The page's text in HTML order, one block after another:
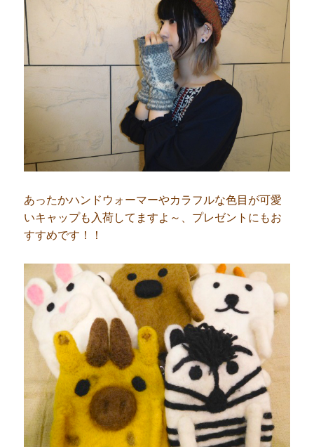
あったかハンドウォーマーやカラフルな色目が可愛
いキャップも入荷してますよ～、プレゼントにもお
すすめです！！